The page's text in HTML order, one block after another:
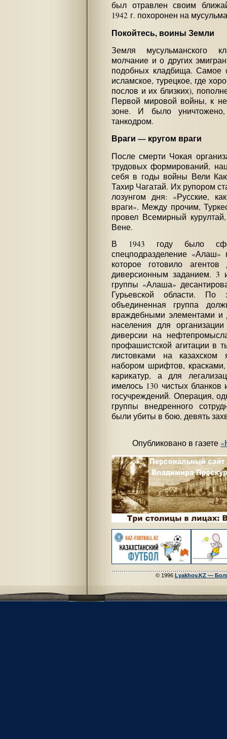
был отравлен своим
1942 г. похоронен на
Покойтесь, воины Земли
Земля мусульманского
молчание и о других
подобных кладбища. Самое
исламское, турецкое, где
послов и их близких),
Первой мировой войны, к
зоне. И было уничтожено,
танкодром.
Враги — кругом враги
После смерти Чокая
трудовых формирований,
себя в годы войны Вели
Тахир Чагатай. Их рупором
лозунгом дня: «Русские,
враги». Между прочим,
провел Всемирный
Вене.
В 1943 году было
спецподразделение
которое готовило
диверсионным заданием.
группы «Алаша»
Гурьевской области. По
объединенная группа
враждебными элементами и
населения для
диверсии на
профашистской агитации в
листовками на казахском
набором шрифтов,
карикатур, а для
имелось 130 чистых
госучреждений. Операция,
группы внедренного
были убиты в бою, девять
Опубликовано в газете
© 1996 Lyakhov.KZ —